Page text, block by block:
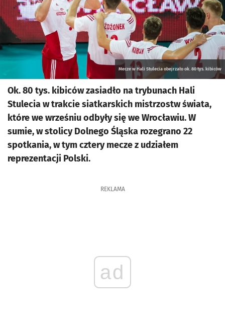
Mecze w Hali Stulecia obejrzało ok. 80 tys. kibiców
Ok. 80 tys. kibiców zasiadło na trybunach Hali
Stulecia w trakcie siatkarskich mistrzostw świata,
które we wrześniu odbyły się we Wrocławiu. W
sumie, w stolicy Dolnego Śląska rozegrano 22
spotkania, w tym cztery mecze z udziałem
reprezentacji Polski.
REKLAMA
ad